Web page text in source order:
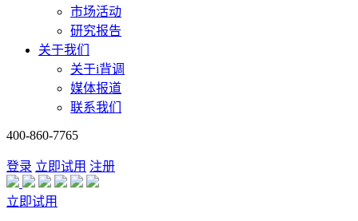
市场活动
研究报告
关于我们
关于i背调
媒体报道
联系我们
400-860-7765
登录 立即试用 注册
立即试用